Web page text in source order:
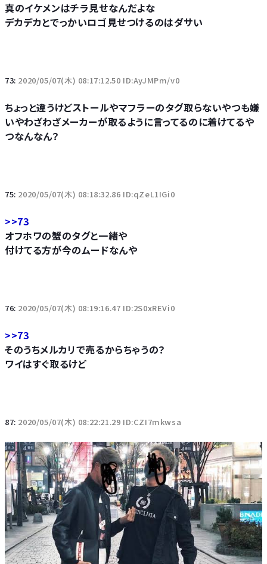
真のイケメンはチラ見せなんだよな
デカデカとでっかいロゴ見せつけるのはダサい
73: 2020/05/07(木) 08:17:12.50 ID:AyJMPm/v0
ちょっと違うけどストールやマフラーのタグ取らないやつも嫌
いやわざわざメーカーが取るように言ってるのに着けてるや
つなんなん？
75: 2020/05/07(木) 08:18:32.86 ID:qZeL1IGi0
>>73
オフホワの蟹のタグと一緒や
付けてる方が今のムードなんや
76: 2020/05/07(木) 08:19:16.47 ID:2S0xREVi0
>>73
そのうちメルカリで売るからちゃうの？
ワイはすぐ取るけど
87: 2020/05/07(木) 08:22:21.29 ID:CZI7mkwsa